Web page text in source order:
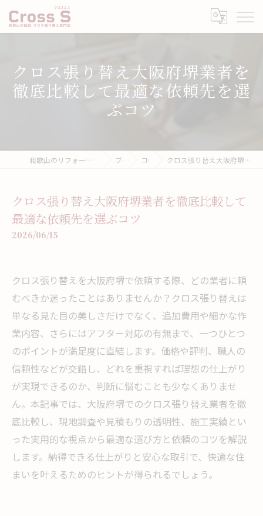
クロス張り替え大阪府堺業者を
徹底比較して最適な依頼先を選
ぶコツ
和歌山のリフォームなら壁紙張り替え専門店クロスエス ブログ コラム クロス張り替え大阪府堺業者を徹底比較して最適な依頼先を選ぶコツ
クロス張り替え大阪府堺業者を徹底比較して
最適な依頼先を選ぶコツ
2026/06/15
クロス張り替えを大阪府堺で依頼する際、どの業者に頼
むべきか迷ったことはありませんか？クロス張り替えは
単なる見た目の美しさだけでなく、追加費用や細かな作
業内容、さらにはアフター対応の有無まで、一つひとつ
のポイントが満足度に直結します。価格や評判、職人の
信頼性などが交錯し、どれを重視すれば理想の仕上がり
が実現できるのか、判断に悩むことも少なくありませ
ん。本記事では、大阪府堺でのクロス張り替え業者を徹
底比較し、現地調査や見積もりの透明性、施工実績とい
った実用的な視点から最適な選び方と依頼のコツを解説
します。納得できる仕上がりと安心な取引で、快適な住
まいを叶えるためのヒントが得られるでしょう。